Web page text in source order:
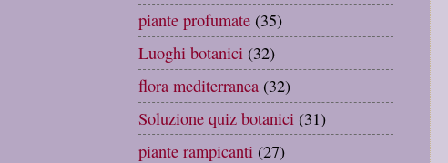
piante profumate (35)
Luoghi botanici (32)
flora mediterranea (32)
Soluzione quiz botanici (31)
piante rampicanti (27)